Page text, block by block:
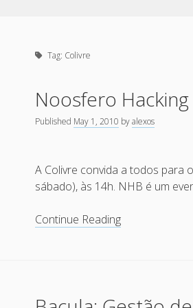
Tag: Colivre
Noosfero
Published May 1, 2010 byalexos
A Colivre convida a todos para
sábado), às 14h. NHB é um
Continue ReadingNoosfero